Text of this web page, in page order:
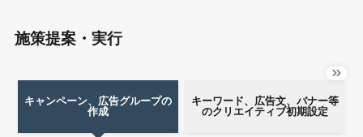
施策提案・実行
キャンペーン、広告グループの
作成
キーワード、広告文、バナー等
のクリエイティブ初期設定